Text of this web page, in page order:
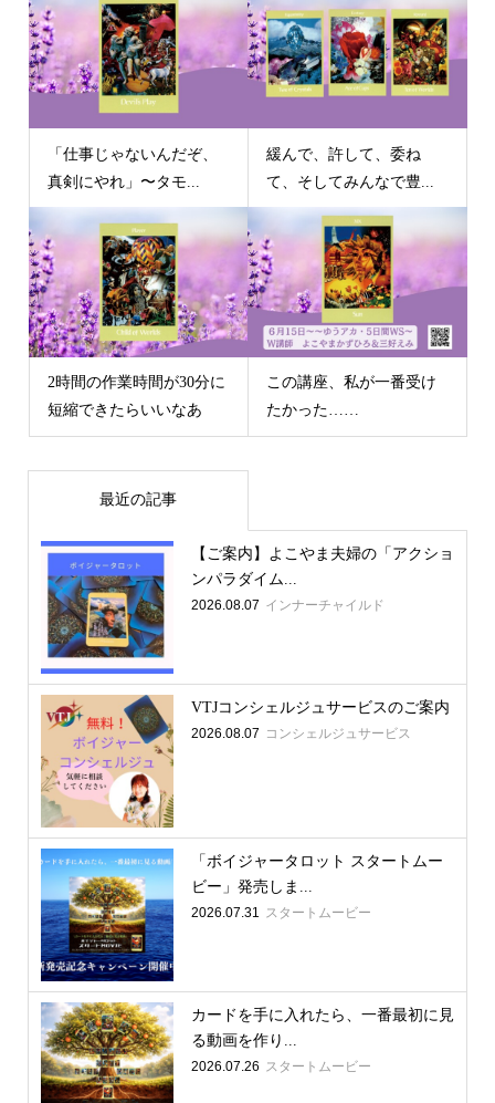
「仕事じゃないんだぞ、
真剣にやれ」〜タモ...
緩んで、許して、委ね
て、そしてみんなで豊...
2時間の作業時間が30分に
短縮できたらいいなあ
この講座、私が一番受け
たかった……
最近の記事
【ご案内】よこやま夫婦の「アクショ
ンパラダイム...
2026.08.07 インナーチャイルド
VTJコンシェルジュサービスのご案内
2026.08.07 コンシェルジュサービス
「ボイジャータロット スタートムー
ビー」発売しま...
2026.07.31 スタートムービー
カードを手に入れたら、一番最初に見
る動画を作り...
2026.07.26 スタートムービー